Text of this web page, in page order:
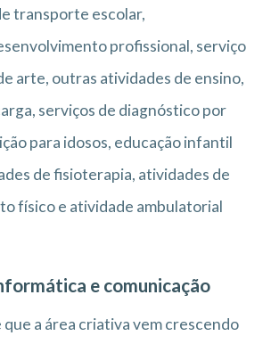
transporte escolar,
profissional, serviço
arte, outras atividades de ensino,
serviços de diagnóstico por
para idosos, educação infantil
de fisioterapia, atividades de
físico e atividade ambulatorial
e comunicação
que a área criativa vem crescendo